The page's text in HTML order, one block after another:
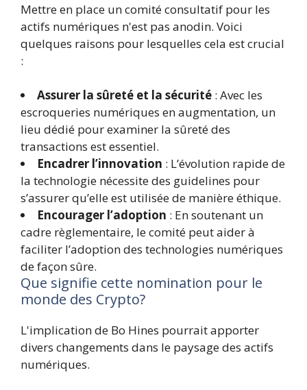
Mettre en place un comité consultatif pour les
actifs numériques n'est pas anodin. Voici
quelques raisons pour lesquelles cela est crucial
:
Assurer la sûreté et la sécurité : Avec les
escroqueries numériques en augmentation, un
lieu dédié pour examiner la sûreté des
transactions est essentiel.
Encadrer l’innovation : L’évolution rapide de
la technologie nécessite des guidelines pour
s’assurer qu’elle est utilisée de manière éthique.
Encourager l’adoption : En soutenant un
cadre règlementaire, le comité peut aider à
faciliter l’adoption des technologies numériques
de façon sûre.
Que signifie cette nomination pour le
monde des Crypto?
L'implication de Bo Hines pourrait apporter
divers changements dans le paysage des actifs
numériques.